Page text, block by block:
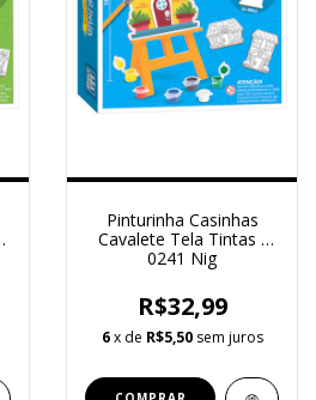
Pinturinha Casinhas
Cavalete Tela Tintas -
0241 Nig
R$32,99
6 x de R$5,50 sem juros